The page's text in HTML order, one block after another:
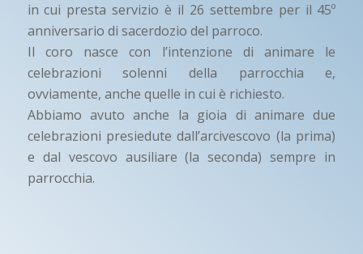
in cui presta servizio è il 26 settembre per il 45º
anniversario di sacerdozio del parroco.
Il coro nasce con l’intenzione di animare le
celebrazioni solenni della parrocchia e,
ovviamente, anche quelle in cui è richiesto.
Abbiamo avuto anche la gioia di animare due
celebrazioni presiedute dall’arcivescovo (la prima)
e dal vescovo ausiliare (la seconda) sempre in
parrocchia.